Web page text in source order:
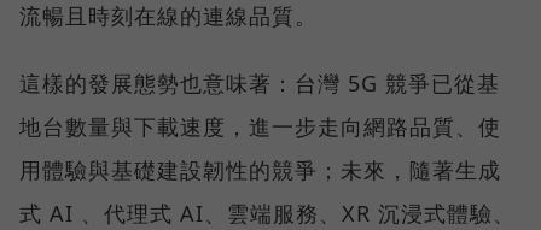
流暢且時刻在線的連線品質。
這樣的發展態勢也意味著：台灣 5G 競爭已從基
地台數量與下載速度，進一步走向網路品質、使
用體驗與基礎建設韌性的競爭；未來，隨著生成
式 AI 、代理式 AI、雲端服務、XR 沉浸式體驗、